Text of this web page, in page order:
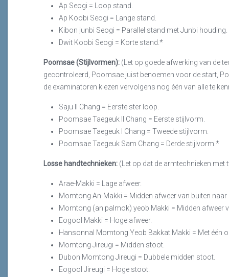
Ap Seogi = Loop stand.
Ap Koobi Seogi = Lange stand.
Kibon junbi Seogi = Parallel stand met Junbi houding.
Dwit Koobi Seogi = Korte stand.*
Poomsae (Stijlvormen): (Let op goede afwerking van de
gecontroleerd, Poomsae juist benoemen voor de start,
de examinatoren kiezen vervolgens nog één van alle te
Saju Il Chang = Eerste ster loop.
Poomsae Taegeuk Il Chang = Eerste stijlvorm.
Poomsae Taegeuk I Chang = Tweede stijlvorm.
Poomsae Taegeuk Sam Chang = Derde stijlvorm.*
Losse handtechnieken: (Let op dat de armtechnieken
Arae-Makki = Lage afweer.
Momtong An-Makki = Midden afweer van buiten naar
Momtong (an palmok) yeob Makki = Midden afweer
Eogool Makki = Hoge afweer.
Hansonnal Momtong Yeob Bakkat Makki = Met één
Momtong Jireugi = Midden stoot.
Dubon Momtong Jireugi = Dubbele midden stoot.
Eogool Jireugi = Hoge stoot.